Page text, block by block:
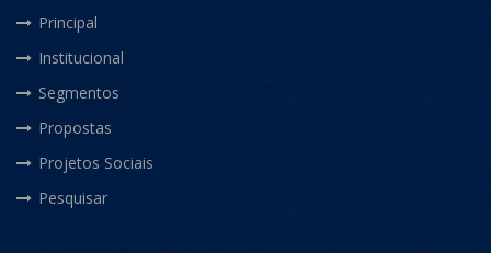
Principal
Institucional
Segmentos
Propostas
Projetos Sociais
Pesquisar